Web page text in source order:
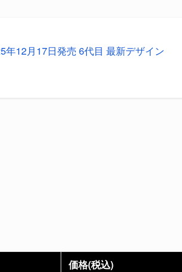
年12月17日発売 6代目 最新デザイン
価格(税込)